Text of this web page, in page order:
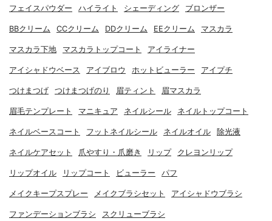
フェイスパウダー ハイライト シェーディング ブロンザー
BBクリーム CCクリーム DDクリーム EEクリーム マスカラ
マスカラ下地 マスカラトップコート アイライナー
アイシャドウベース アイブロウ ホットビューラー アイプチ
つけまつげ つけまつげのり 眉ティント 眉マスカラ
眉毛テンプレート マニキュア ネイルシール ネイルトップコート
ネイルベースコート フットネイルシール ネイルオイル 除光液
ネイルケアセット 爪やすり・爪磨き リップ クレヨンリップ
リップオイル リップコート ビューラー パフ
メイクキープスプレー メイクブラシセット アイシャドウブラシ
ファンデーションブラシ スクリューブラシ